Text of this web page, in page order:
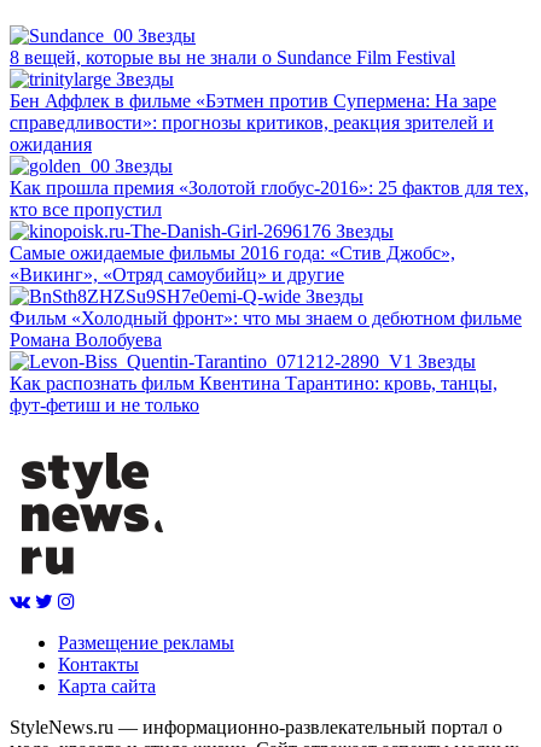
Звезды
8 вещей, которые вы не знали о Sundance Film Festival
Звезды
Бен Аффлек в фильме «Бэтмен против Супермена: На заре
справедливости»: прогнозы критиков, реакция зрителей и
ожидания
Звезды
Как прошла премия «Золотой глобус-2016»: 25 фактов для тех,
кто все пропустил
Звезды
Самые ожидаемые фильмы 2016 года: «Стив Джобс»,
«Викинг», «Отряд самоубийц» и другие
Звезды
Фильм «Холодный фронт»: что мы знаем о дебютном фильме
Романа Волобуева
Звезды
Как распознать фильм Квентина Тарантино: кровь, танцы,
фут-фетиш и не только
Размещение рекламы
Контакты
Карта сайта
StyleNews.ru — информационно-развлекательный портал о